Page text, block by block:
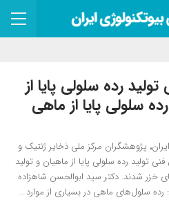
رده سلولی پایا از
سلولی پایا از ماهی
به گزارش مرکز اطلاعات بیوتکنولوژی ایران٬ پژوهشگران مرکز ملی ذخایر ژنتیک و
تولید رده سلولی پایا از ماهیان و تولید
خزر شدند. دکتر سید ابوالحسن شاهزاده
سلول‌های ماهی در بسیاری از موارد …